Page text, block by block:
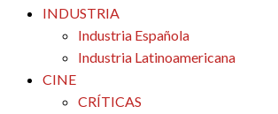
El Palomitrón
INDUSTRIA
Industria Española
Industria Latinoamericana
CINE
CRÍTICAS